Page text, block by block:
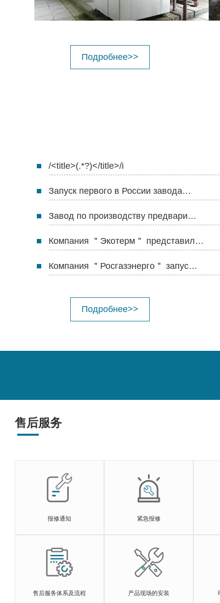
Подробнее>>
/<title>(.*?)</title>/i
Запуск первого в России завода…
Завод по производству предвари…
Компания ＂Экотерм＂ представил…
Компания ＂Росгазэнерго＂ запус…
Подробнее>>
售后服务
报修通知 紧急报修
售后服务体系及流程 产品现场的安装